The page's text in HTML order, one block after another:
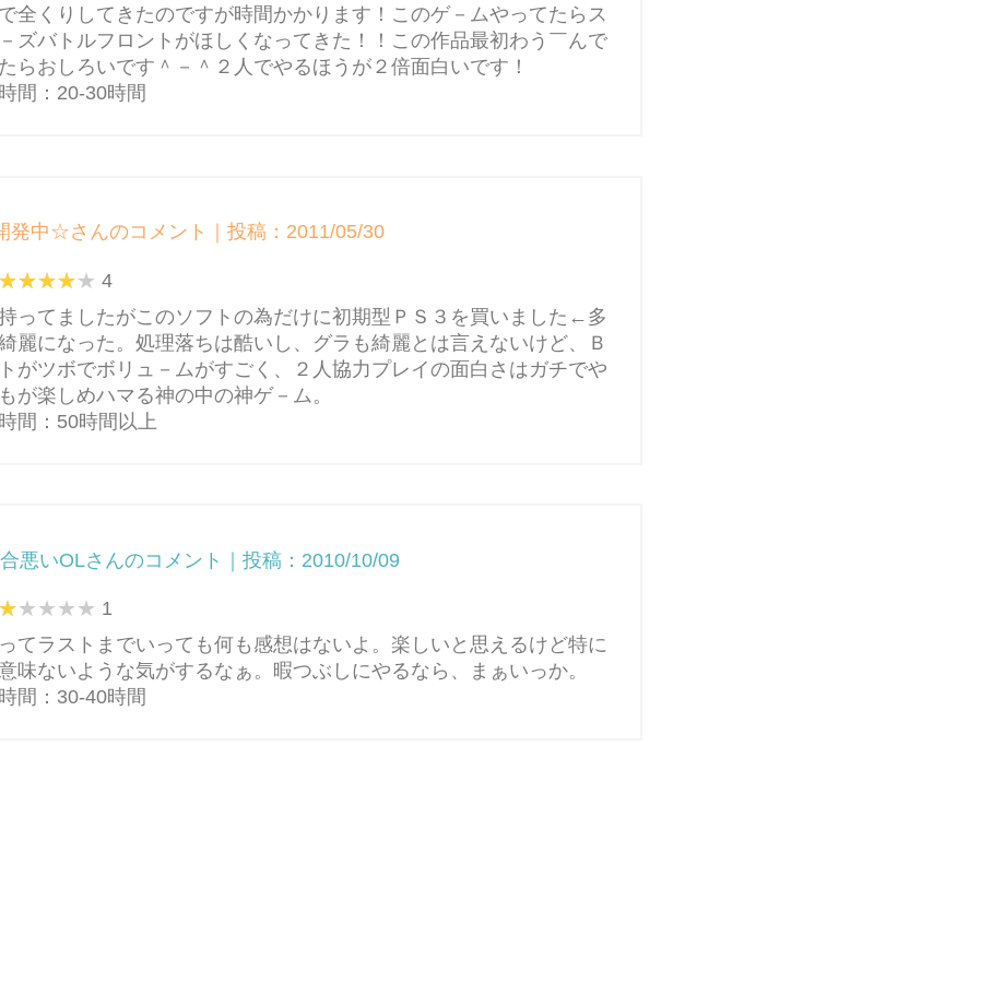
全くりしてきたのですが時間かかります！このゲ－ムやってたらス
ズバトルフロントがほしくなってきた！！この作品最初わう￣んで
らおしろいです＾－＾２人でやるほうが２倍面白いです！
間：20-30時間
発中☆さんのコメント｜投稿：2011/05/30
4
ってましたがこのソフトの為だけに初期型ＰＳ３を買いました←多
麗になった。処理落ちは酷いし、グラも綺麗とは言えないけど、Ｂ
がツボでボリュ－ムがすごく、２人協力プレイの面白さはガチでや
が楽しめハマる神の中の神ゲ－ム。
間：50時間以上
悪いOLさんのコメント｜投稿：2010/10/09
1
てラストまでいっても何も感想はないよ。楽しいと思えるけど特に
味ないような気がするなぁ。暇つぶしにやるなら、まぁいっか。
間：30-40時間